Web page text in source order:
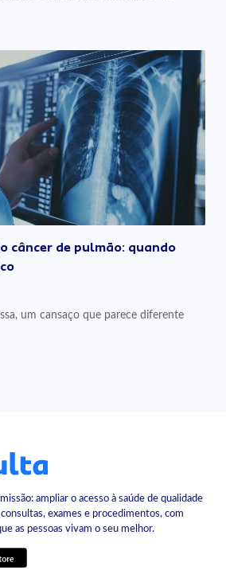
câncer de pulmão: quando
um cansaço que parece diferente
ampliar o acesso à saúde de qualidade
exames e procedimentos, com
as pessoas vivam o seu melhor.